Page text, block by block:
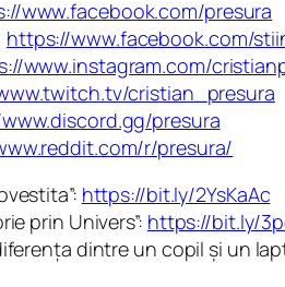
www.facebook.com/presura
https://www.facebook.com/
www.instagram.com/
cristian_presura
presura
r/presura/
https://bit.ly/2YsKaAc
prin Univers”: https://bit.ly/
dintre un copil și un